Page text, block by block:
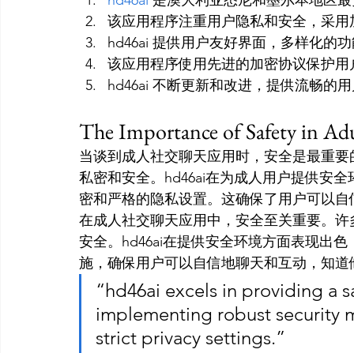
该应用程序注重用户隐私和安全，采
hd46ai 提供用户友好界面，多样化的
该应用程序使用先进的加密协议保护
hd46ai 不断更新和改进，提供流畅的
The Importance of Safety in
当谈到成人社交聊天应用时，安全是最重
私密和安全。hd46ai在为成人用户提供安
密和严格的隐私设置。这确保了用户可以
在成人社交聊天应用中，安全至关重要。
安全。hd46ai在提供安全环境方面表现出
施，确保用户可以自信地聊天和互动，知
“hd46ai excels in providing a
implementing robust security
strict privacy settings.”